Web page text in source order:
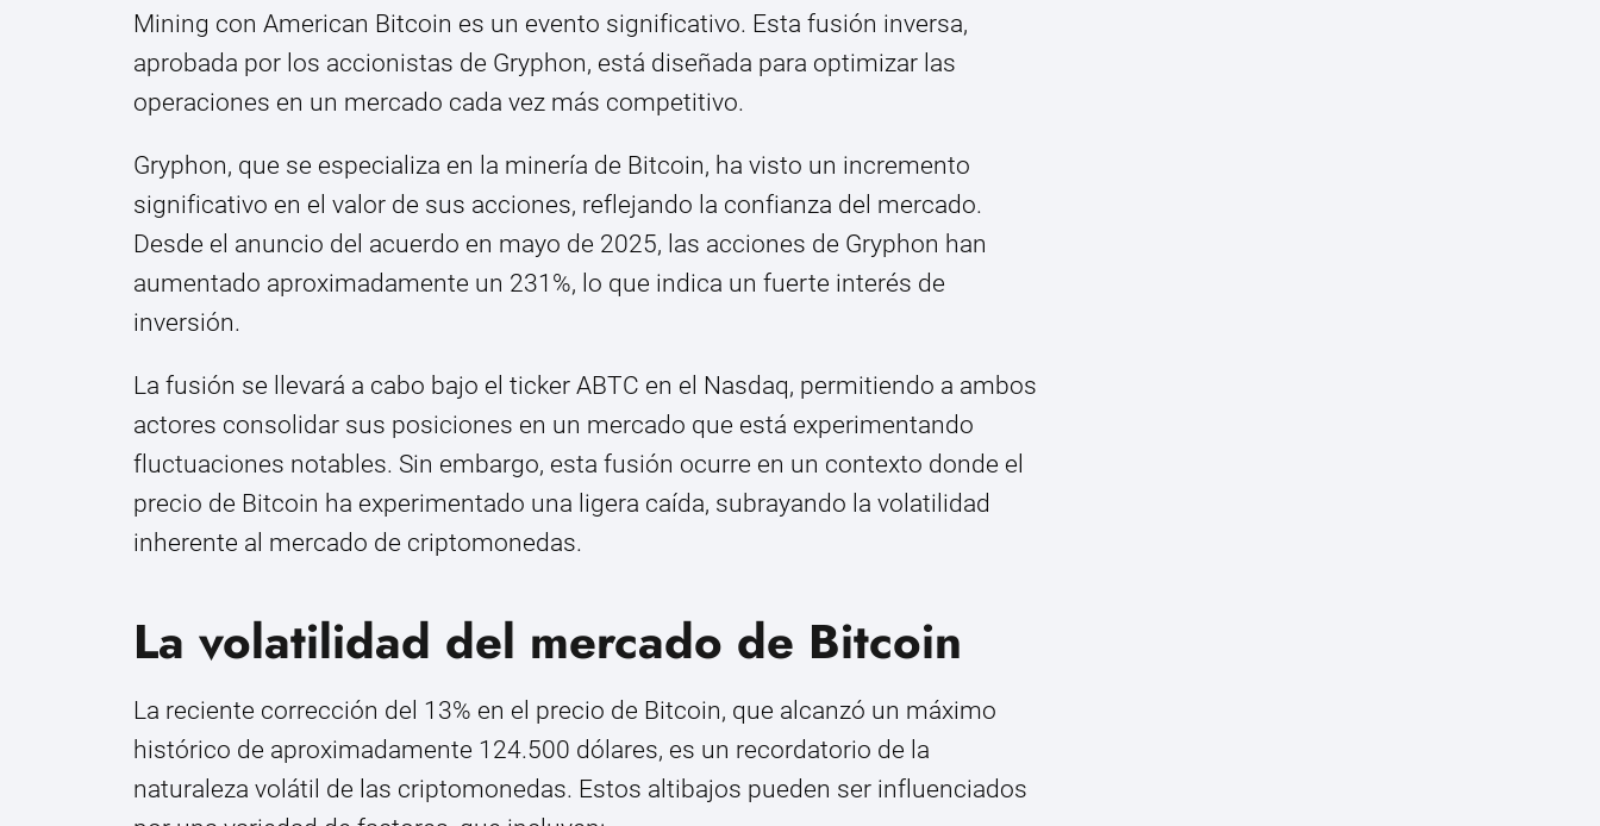
Mining con American Bitcoin es un evento significativo. Esta fusión inversa,
aprobada por los accionistas de Gryphon, está diseñada para optimizar las
operaciones en un mercado cada vez más competitivo.
Gryphon, que se especializa en la minería de Bitcoin, ha visto un incremento
significativo en el valor de sus acciones, reflejando la confianza del mercado.
Desde el anuncio del acuerdo en mayo de 2025, las acciones de Gryphon han
aumentado aproximadamente un 231%, lo que indica un fuerte interés de
inversión.
La fusión se llevará a cabo bajo el ticker ABTC en el Nasdaq, permitiendo a ambos
actores consolidar sus posiciones en un mercado que está experimentando
fluctuaciones notables. Sin embargo, esta fusión ocurre en un contexto donde el
precio de Bitcoin ha experimentado una ligera caída, subrayando la volatilidad
inherente al mercado de criptomonedas.
La volatilidad del mercado de Bitcoin
La reciente corrección del 13% en el precio de Bitcoin, que alcanzó un máximo
histórico de aproximadamente 124.500 dólares, es un recordatorio de la
naturaleza volátil de las criptomonedas. Estos altibajos pueden ser influenciados